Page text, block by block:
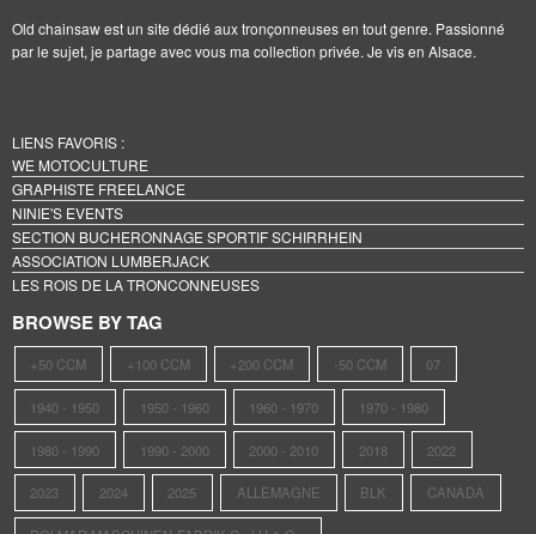
Old chainsaw est un site dédié aux tronçonneuses en tout genre. Passionné
par le sujet, je partage avec vous ma collection privée. Je vis en Alsace.
LIENS FAVORIS :
WE MOTOCULTURE
GRAPHISTE FREELANCE
NINIE'S EVENTS
SECTION BUCHERONNAGE SPORTIF SCHIRRHEIN
ASSOCIATION LUMBERJACK
LES ROIS DE LA TRONCONNEUSES
BROWSE BY TAG
+50 CCM +100 CCM +200 CCM -50 CCM 07
1940 - 1950 1950 - 1960 1960 - 1970 1970 - 1980
1980 - 1990 1990 - 2000 2000 - 2010 2018 2022
2023 2024 2025 ALLEMAGNE BLK CANADA